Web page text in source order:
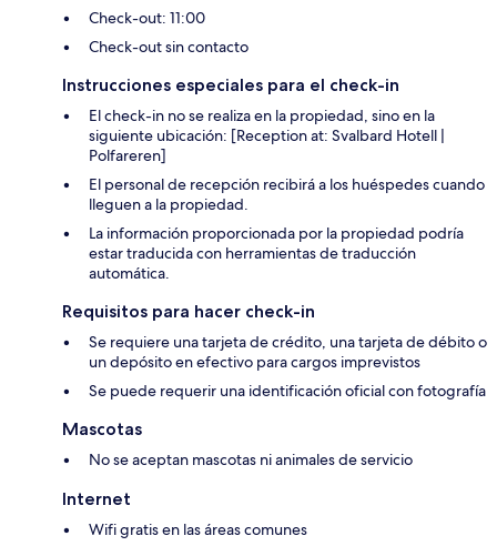
Check-out: 11:00
Check-out sin contacto
Instrucciones especiales para el check-in
El check-in no se realiza en la propiedad, sino en la
siguiente ubicación: [Reception at: Svalbard Hotell |
Polfareren]
El personal de recepción recibirá a los huéspedes cuando
lleguen a la propiedad.
La información proporcionada por la propiedad podría
estar traducida con herramientas de traducción
automática.
Requisitos para hacer check-in
Se requiere una tarjeta de crédito, una tarjeta de débito o
un depósito en efectivo para cargos imprevistos
Se puede requerir una identificación oficial con fotografía
Mascotas
No se aceptan mascotas ni animales de servicio
Internet
Wifi gratis en las áreas comunes